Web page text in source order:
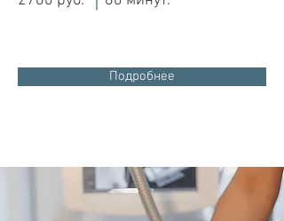
Подробнее